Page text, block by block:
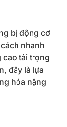
bị động cơ
nhanh
cao tải trọng
đây là lựa
hóa nặng